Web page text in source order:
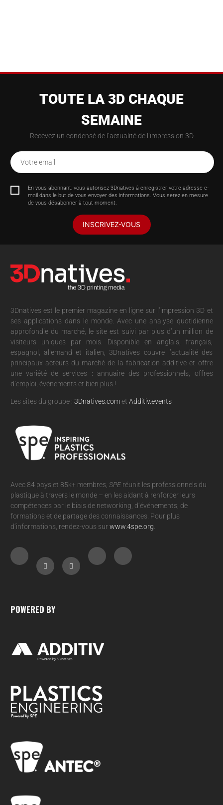
TOUTE LA 3D CHAQUE
SEMAINE
Recevez un condensé de l’actualité de l’impression 3D
Votre email
En vous abonnant, vous autorisez 3Dnatives à enregistrer votre adresse e-
mail dans le but de vous envoyer des informations. Vous serez en mesure
de vous désabonner à tout moment.
INSCRIVEZ-VOUS
3Dnatives est le premier magazine en ligne sur l’impression 3D et
ses applications dans le monde. Avec une analyse quotidienne
approfondie du marché, le site est suivi par plus d’un million de
visiteurs uniques par mois. Disponible en anglais, français,
espagnol, allemand et italien, 3Dnatives couvre l’actualité des
principaux acteurs du marché de la fabrication additive et offre
une variété de services : annuaire des professionnels, offres
d’emploi, évènements et bien plus !
Les sites du groupe : 3Dnatives.comet Additiv.events
Avec 84 pays et 85k+ membres, SPEréunit les professionnels du
plastique à travers le monde – en les aidant à renforcer leurs
compétences par le biais de networking, d’événements, de
formations et de partage des connaissances. Pour plus
d’informations, rendez-vous surwww.4spe.org
POWERED BY